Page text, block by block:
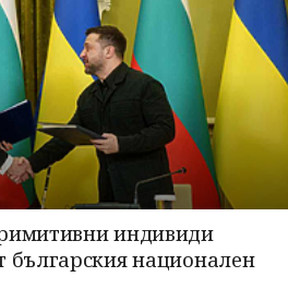
индивиди
българския национален